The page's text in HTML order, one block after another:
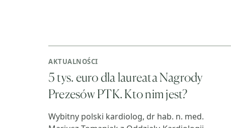
AKTUALNOŚCI
5 tys. euro dla laureata Nagrody
Prezesów PTK. Kto nim jest?
Wybitny polski kardiolog, dr hab. n. med.